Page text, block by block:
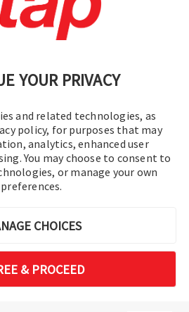
YOUR PRIVACY
and related technologies, as
policy, for purposes that may
analytics, enhanced user
You may choose to consent to
or manage your own
preferences.
CHOICES
& PROCEED
| Plan du site
Technology, Inc.
droits réservés.